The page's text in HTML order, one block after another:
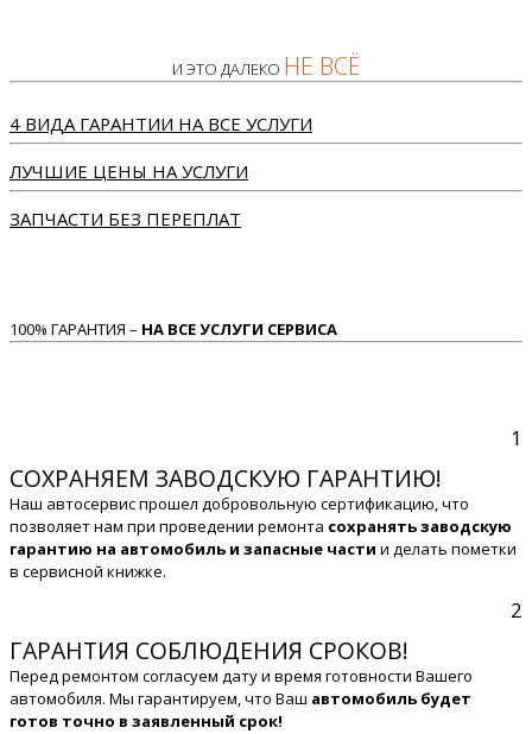
И ЭТО ДАЛЕКО НЕ ВСЁ
4 ВИДА ГАРАНТИИ НА ВСЕ УСЛУГИ
ЛУЧШИЕ ЦЕНЫ НА УСЛУГИ
ЗАПЧАСТИ БЕЗ ПЕРЕПЛАТ
100% ГАРАНТИЯ – НА ВСЕ УСЛУГИ СЕРВИСА
1
СОХРАНЯЕМ ЗАВОДСКУЮ ГАРАНТИЮ!
Наш автосервис прошел добровольную сертификацию, что
позволяет нам при проведении ремонта сохранять заводскую
гарантию на автомобиль и запасные части и делать пометки
в сервисной книжке.
2
ГАРАНТИЯ СОБЛЮДЕНИЯ СРОКОВ!
Перед ремонтом согласуем дату и время готовности Вашего
автомобиля. Мы гарантируем, что Ваш автомобиль будет
готов точно в заявленный срок!